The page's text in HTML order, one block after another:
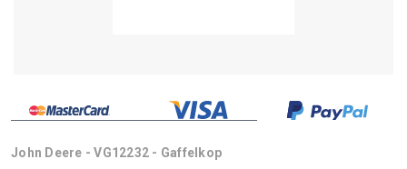
John Deere - VG12232 - Gaffelkop